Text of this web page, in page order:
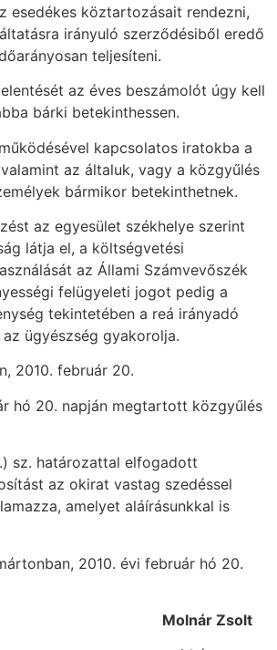
esedékes köztartozásait rendezni,
irányuló szerződésiből eredő
teljesíteni.
az éves beszámolót úgy kell
bárki betekinthessen.
kapcsolatos iratokba a
az általuk, vagy a közgyűlés
bármikor betekinthetnek.
az egyesület székhelye szerint
látja el, a költségvetési
az Állami Számvevőszék
felügyeleti jogot pedig a
tekintetében a reá irányadó
ügyészség gyakorolja.
2010. február 20.
hó 20. napján megtartott közgyűlés
sz. határozattal elfogadott
az okirat vastag szedéssel
amelyet aláírásunkkal is
2010. évi február hó 20.
Molnár Zsolt